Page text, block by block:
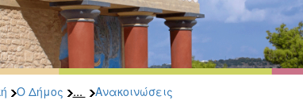
Ο Δήμος ... Ανακοινώσεις